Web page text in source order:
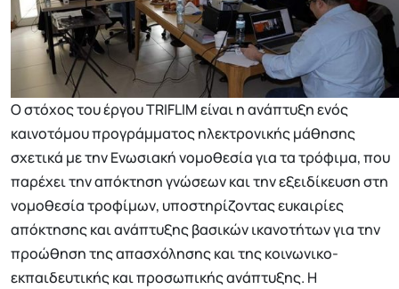
Ο στόχος του έργου TRIFLIM είναι η ανάπτυξη ενός
καινοτόμου προγράμματος ηλεκτρονικής μάθησης
σχετικά με την Ενωσιακή νομοθεσία για τα τρόφιμα, που
παρέχει την απόκτηση γνώσεων και την εξειδίκευση στη
νομοθεσία τροφίμων, υποστηρίζοντας ευκαιρίες
απόκτησης και ανάπτυξης βασικών ικανοτήτων για την
προώθηση της απασχόλησης και της κοινωνικο-
εκπαιδευτικής και προσωπικής ανάπτυξης. Η